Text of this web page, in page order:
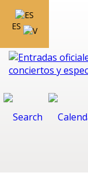
ES